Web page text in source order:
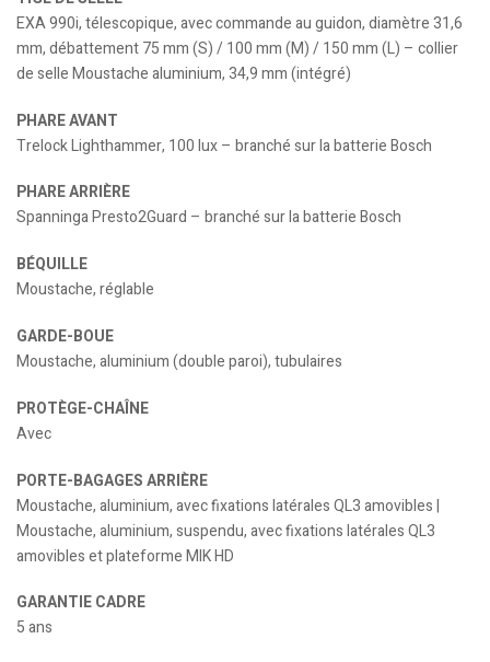
EXA 990i, télescopique, avec commande au guidon, diamètre 31,6
mm, débattement 75 mm (S) / 100 mm (M) / 150 mm (L) – collier
de selle Moustache aluminium, 34,9 mm (intégré)
PHARE AVANT
Trelock Lighthammer, 100 lux – branché sur la batterie Bosch
PHARE ARRIÈRE
Spanninga Presto2Guard – branché sur la batterie Bosch
BÉQUILLE
Moustache, réglable
GARDE-BOUE
Moustache, aluminium (double paroi), tubulaires
PROTÈGE-CHAÎNE
Avec
PORTE-BAGAGES ARRIÈRE
Moustache, aluminium, avec fixations latérales QL3 amovibles |
Moustache, aluminium, suspendu, avec fixations latérales QL3
amovibles et plateforme MIK HD
GARANTIE CADRE
5 ans